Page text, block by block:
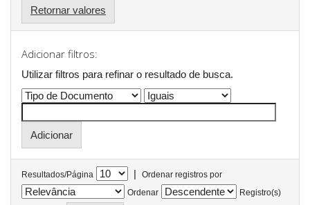
Retornar valores
Adicionar filtros:
Utilizar filtros para refinar o resultado de busca.
Resultados/Página |
Ordenar registros por
Ordenar
Registro(s)